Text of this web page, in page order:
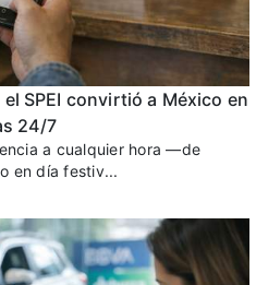
SPEI convirtió a México en
24/7
a cualquier hora —de
en día festiv...